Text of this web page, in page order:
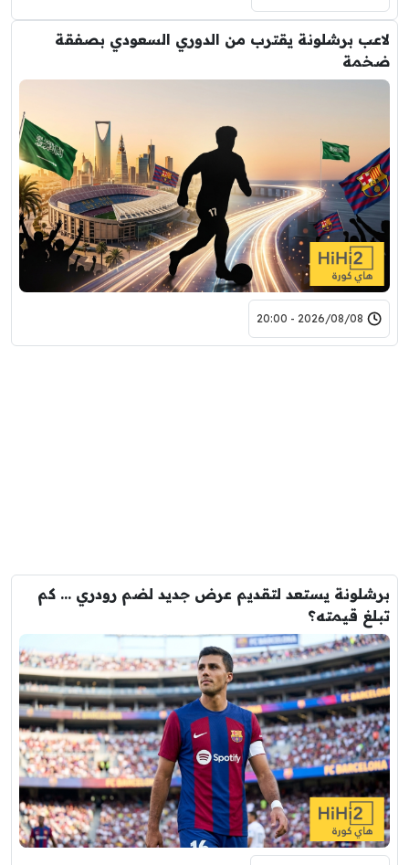
لاعب برشلونة يقترب من الدوري السعودي بصفقة
ضخمة
2026/08/08 - 20:00
برشلونة يستعد لتقديم عرض جديد لضم رودري … كم
تبلغ قيمته؟